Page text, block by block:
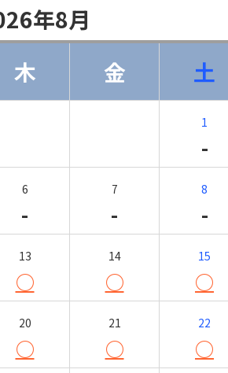
2026年8月
木 金 土
1
-
6
-
7
-
8
-
13
○
14
○
15
○
20
○
21
○
22
○